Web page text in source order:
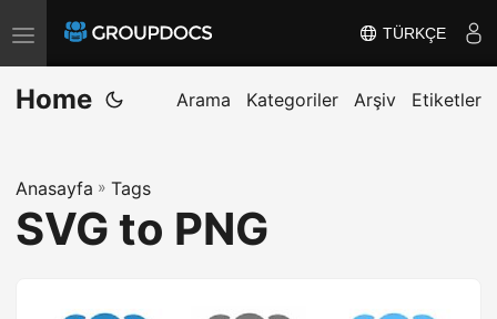
T
o
g
e
n
TÜRKÇE
Home Arama Kategoriler Arşiv Etiketler
Anasayfa » Tags
SVG to PNG